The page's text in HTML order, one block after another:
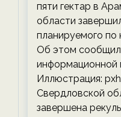
пяти гектар в
области
планируемого по
Об этом
информационной
Иллюстрация:
Свердловской
завершена